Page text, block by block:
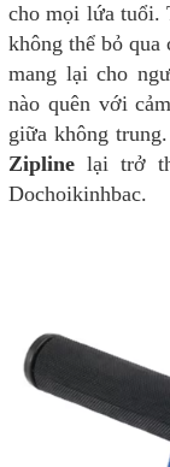
cho mọi lứa tuổi.
không thể bỏ qua
mang lại cho
nào quên với
giữa không
Zipline lại trở
Dochoikinhbac.